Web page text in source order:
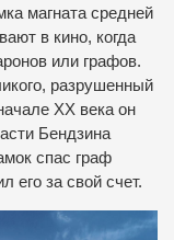
магната средней
в кино, когда
или графов.
разрушенный
ХХ века он
Бендзина
спас граф
его за свой счет.